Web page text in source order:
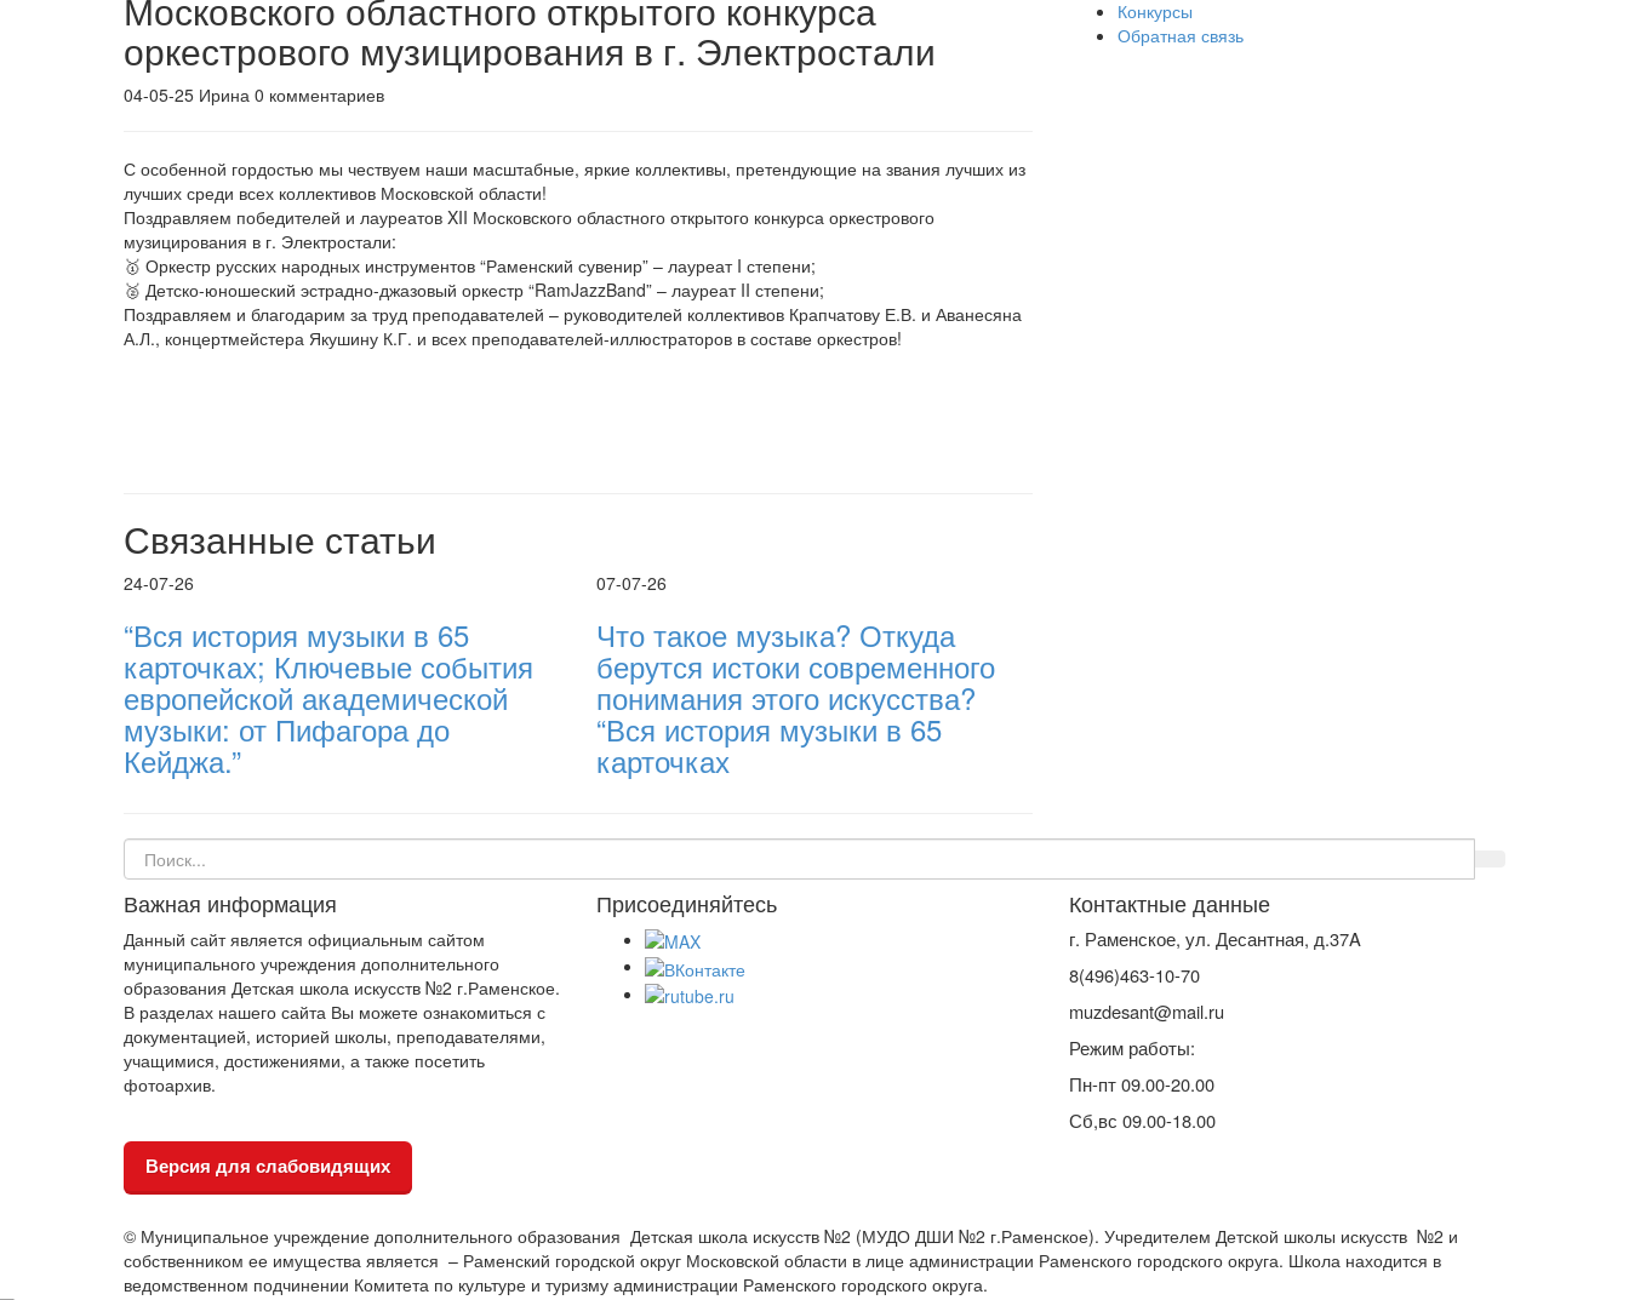
оркестрового музицирования в г. Электростали
04-05-25 Ирина 0 комментариев
С особенной гордостью мы чествуем наши масштабные, яркие коллективы, претендующие на звания лучших из
лучших среди всех коллективов Московской области!
Поздравляем победителей и лауреатов XII Московского областного открытого конкурса оркестрового
музицирования в г. Электростали:
🥇 Оркестр русских народных инструментов “Раменский сувенир” – лауреат I степени;
🥈 Детско-юношеский эстрадно-джазовый оркестр “RamJazzBand” – лауреат II степени;
Поздравляем и благодарим за труд преподавателей – руководителей коллективов Крапчатову Е.В. и Аванесяна
А.Л., концертмейстера Якушину К.Г. и всех преподавателей-иллюстраторов в составе оркестров!
Связанные статьи
24-07-26
“Вся история музыки в 65
карточках; Ключевые события
европейской академической
музыки: от Пифагора до
Кейджа.”
07-07-26
Что такое музыка? Откуда
берутся истоки современного
понимания этого искусства?
“Вся история музыки в 65
карточках
Конкурсы
Обратная связь
Важная информация
Данный сайт является официальным сайтом
муниципального учреждения дополнительного
образования Детская школа искусств №2 г.Раменское.
В разделах нашего сайта Вы можете ознакомиться с
документацией, историей школы, преподавателями,
учащимися, достижениями, а также посетить
фотоархив.
Версия для слабовидящих
Присоединяйтесь Контактные данные
г. Раменское, ул. Десантная, д.37A
8(496)463-10-70
muzdesant@mail.ru
Режим работы:
Пн-пт 09.00-20.00
Сб,вс 09.00-18.00
© Муниципальное учреждение дополнительного образования Детская школа искусств №2 (МУДО ДШИ №2 г.Раменское). Учредителем Детской школы искусств №2 и
собственником ее имущества является – Раменский городской округ Московской области в лице администрации Раменского городского округа. Школа находится в
ведомственном подчинении Комитета по культуре и туризму администрации Раменского городского округа.